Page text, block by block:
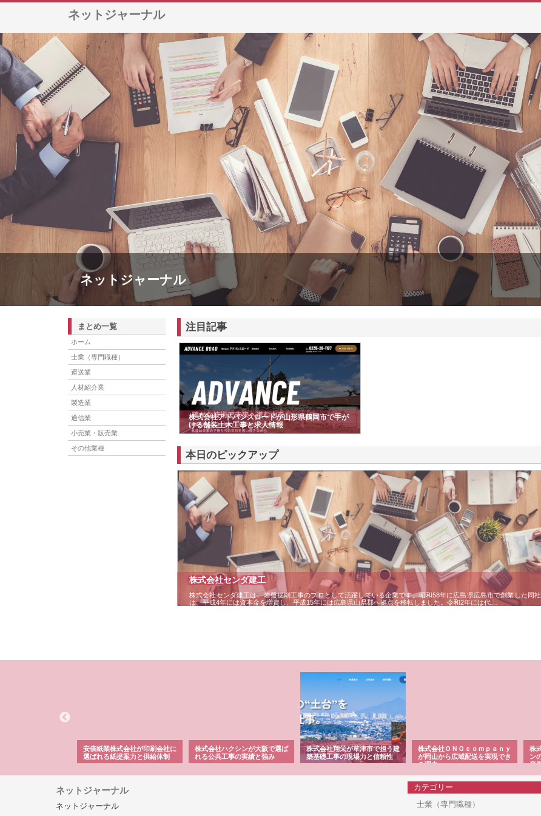
ネットジャーナル
ネットジャーナル
まとめ一覧
ホーム
士業（専門職種）
運送業
人材紹介業
製造業
通信業
小売業・販売業
その他業種
注目記事
株式会社アドバンスロードが山形県鶴岡市で手が
ける舗装土木工事と求人情報
本日のピックアップ
株式会社センダ建工
株式会社センダ建工は、岩盤掘削工事のプロとして活躍している企業です。昭和58年に広島県広島市で創業した同社
は、平成4年には資本金を増資し、平成15年には広島県山県郡へ拠点を移転しました。令和2年には代…
株式会社ハクシンが大阪で選ば
れる公共工事の実績と強み
株式会社翔栄が草津市で担う建
築基礎工事の現場力と信頼性
株式会社ＯＮＯｃｏｍｐａｎｙ
が岡山から広域配送を実現でき
る理由
株式会社アセットイノベーショ
ンのワンルーム投資で始める資
産形成と老後準備
ネットジャーナル
ネットジャーナル
カテゴリー
士業（専門職種）